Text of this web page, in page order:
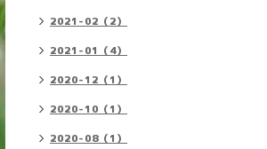
2021-02（2）
2021-01（4）
2020-12（1）
2020-10（1）
2020-08（1）